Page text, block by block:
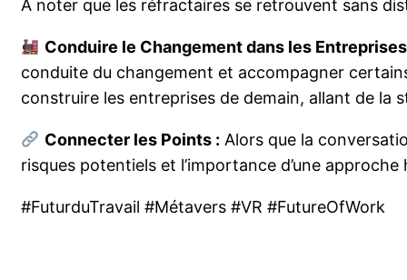
A noter que les réfractaires se retrouvent sans
Conduire le Changement dans les
conduite du changement et accompagner
construire les entreprises de demain, allant de la
Connecter les Points : Alors que la
risques potentiels et l’importance d’une
#FuturduTravail #Métavers #VR #FutureOfWork